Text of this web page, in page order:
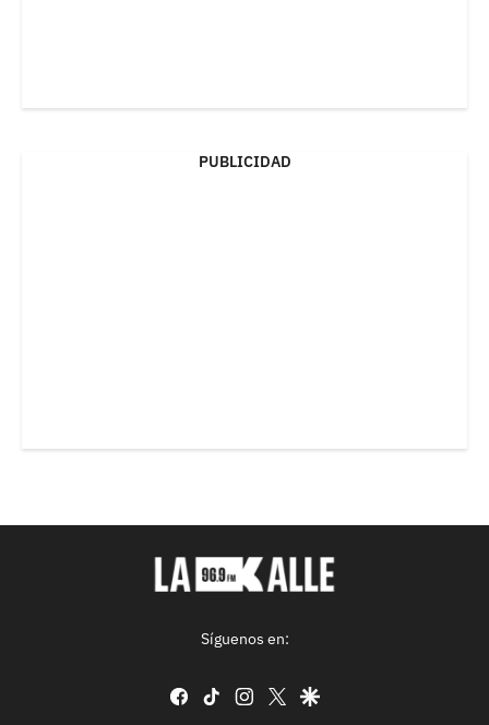
PUBLICIDAD
Síguenos en:
facebook
tiktok instagram
twittergoogle